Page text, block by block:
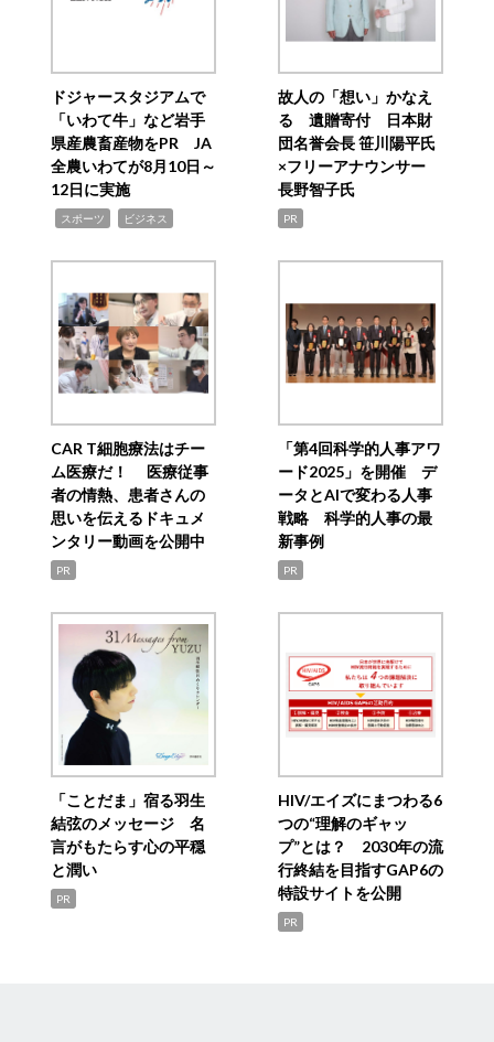
ドジャースタジアムで
「いわて牛」など岩手
県産農畜産物をPR JA
全農いわてが8月10日～
12日に実施
スポーツ ビジネス
故人の「想い」かなえ
る 遺贈寄付 日本財
団名誉会長 笹川陽平氏
×フリーアナウンサー
長野智子氏
PR
CAR T細胞療法はチー
ム医療だ！ 医療従事
者の情熱、患者さんの
思いを伝えるドキュメ
ンタリー動画を公開中
PR
「第4回科学的人事アワ
ード2025」を開催 デ
ータとAIで変わる人事
戦略 科学的人事の最
新事例
PR
「ことだま」宿る羽生
結弦のメッセージ 名
言がもたらす心の平穏
と潤い
PR
HIV/エイズにまつわる6
つの“理解のギャッ
プ”とは？ 2030年の流
行終結を目指すGAP6の
特設サイトを公開
PR